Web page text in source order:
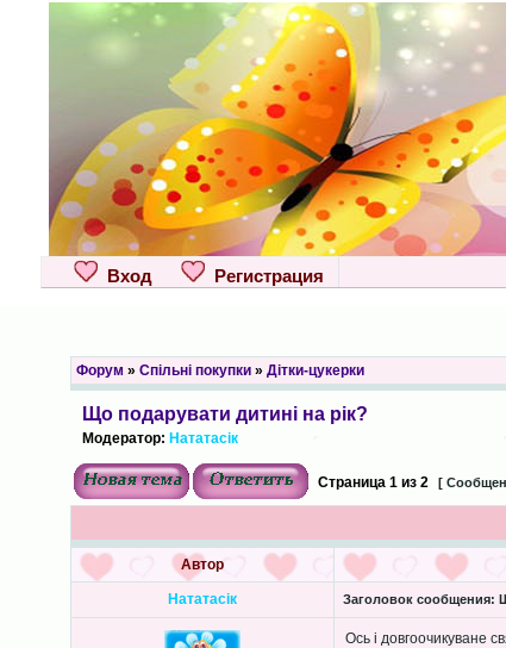
Вход Регистрация
Форум » Спільні покупки» Дітки-цукерки
Що подарувати дитині на рік?
Модератор: Нататасік
Страница 1из 2 [
Автор
Нататасік Заголовок сообщения:
Ось і довгоочикуване